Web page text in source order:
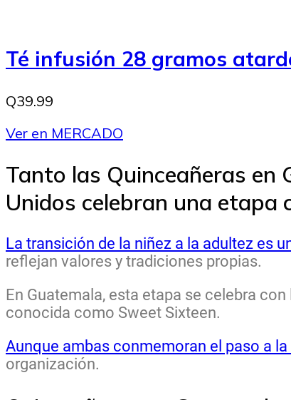
Té infusión 28 gramos
Q39.99
Ver en MERCADO
Tanto las Quinceañeras en
Unidos celebran una etapa
La transición de la niñez a la adultez es
reflejan valores y tradiciones propias.
En Guatemala, esta etapa se celebra
conocida como Sweet Sixteen.
Aunque ambas conmemoran el paso a la
organización.